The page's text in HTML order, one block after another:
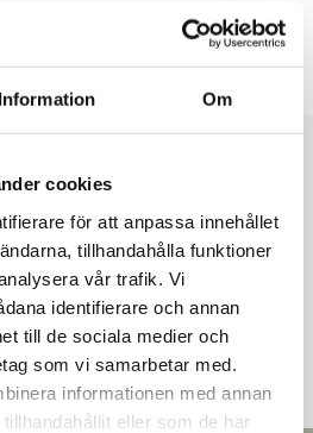
Information Om
cookies
för att anpassa innehållet
tillhandahålla funktioner
vår trafik. Vi
identifierare och annan
till de sociala medier och
som vi samarbetar med.
informationen med annan
eller som de har
produkter
även på
till Bakers!
eller privatperson?
som privatperson